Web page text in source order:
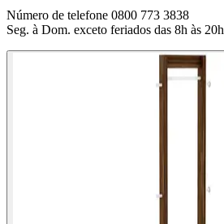
Número de telefone 0800 773 3838
Seg. à Dom. exceto feriados das 8h às 20h